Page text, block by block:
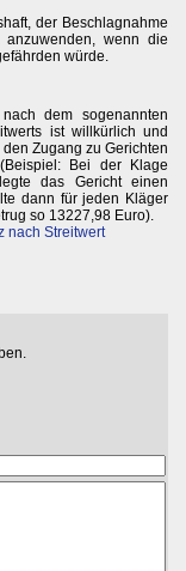
der Beschlagnahme
wenn die
würde.
dem sogenannten
ist willkürlich und
Zugang zu Gerichten
Bei der Klage
das Gericht einen
dann für jeden Kläger
so 13227,98 Euro).
nach Streitwert